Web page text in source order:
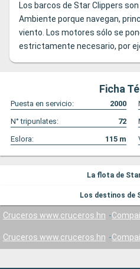
Los barcos de Star Clippers
Ambiente porque navegan,
viento. Los motores sólo se
estrictamente necesario, por
Ficha
Puesta en servicio: 2000
N° tripunlates:
72
Eslora:
115 m
La flota de
Los destinos de
Cruceros www.cruceros.hn
Cruceros www.cruceros.hn